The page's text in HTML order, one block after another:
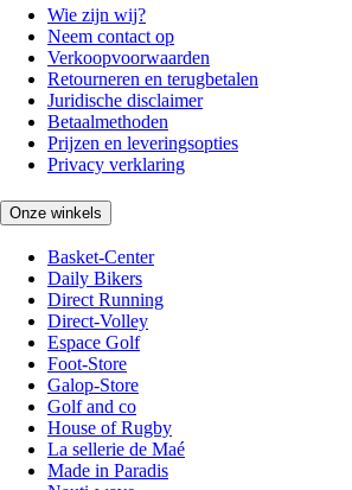
Wie zijn wij?
Neem contact op
Verkoopvoorwaarden
Retourneren en terugbetalen
Juridische disclaimer
Betaalmethoden
Prijzen en leveringsopties
Privacy verklaring
Onze winkels
Basket-Center
Daily Bikers
Direct Running
Direct-Volley
Espace Golf
Foot-Store
Galop-Store
Golf and co
House of Rugby
La sellerie de Maé
Made in Paradis